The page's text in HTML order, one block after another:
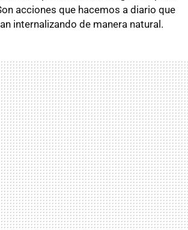
acciones que hacemos a diario que
internalizando de manera natural.